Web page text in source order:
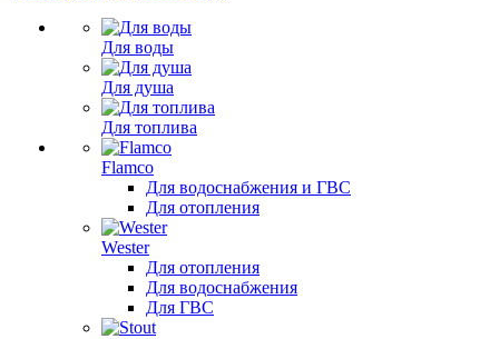
Для воды
Для душа
Для топлива
Flamco
Для водоснабжения и ГВС
Для отопления
Wester
Для отопления
Для водоснабжения
Для ГВС